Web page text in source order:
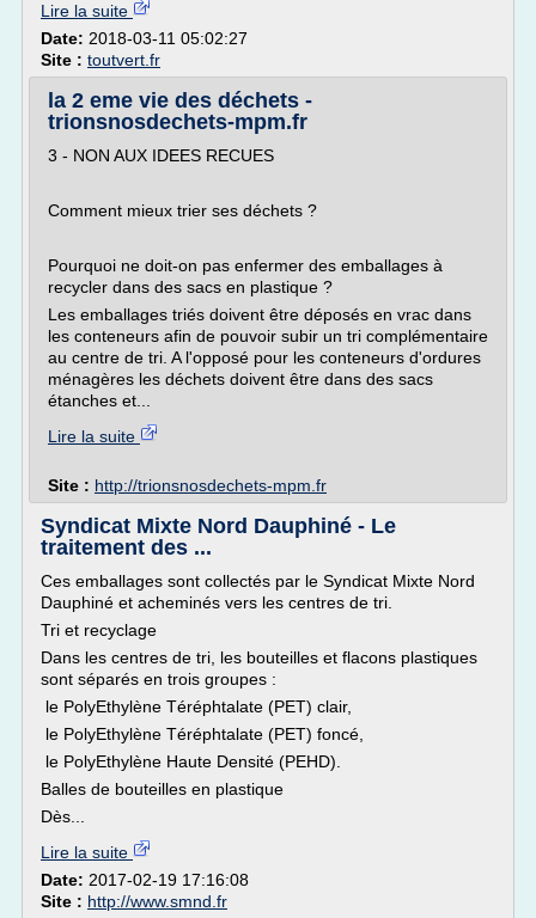
Lire la suite
Date: 2018-03-11 05:02:27
Site : toutvert.fr
la 2 eme vie des déchets -
trionsnosdechets-mpm.fr
3 - NON AUX IDEES RECUES
Comment mieux trier ses déchets ?
Pourquoi ne doit-on pas enfermer des emballages à
recycler dans des sacs en plastique ?
Les emballages triés doivent être déposés en vrac dans
les conteneurs afin de pouvoir subir un tri complémentaire
au centre de tri. A l'opposé pour les conteneurs d'ordures
ménagères les déchets doivent être dans des sacs
étanches et...
Lire la suite
Site : http://trionsnosdechets-mpm.fr
Syndicat Mixte Nord Dauphiné - Le
traitement des ...
Ces emballages sont collectés par le Syndicat Mixte Nord
Dauphiné et acheminés vers les centres de tri.
Tri et recyclage
Dans les centres de tri, les bouteilles et flacons plastiques
sont séparés en trois groupes :
le PolyEthylène Téréphtalate (PET) clair,
le PolyEthylène Téréphtalate (PET) foncé,
le PolyEthylène Haute Densité (PEHD).
Balles de bouteilles en plastique
Dès...
Lire la suite
Date: 2017-02-19 17:16:08
Site : http://www.smnd.fr